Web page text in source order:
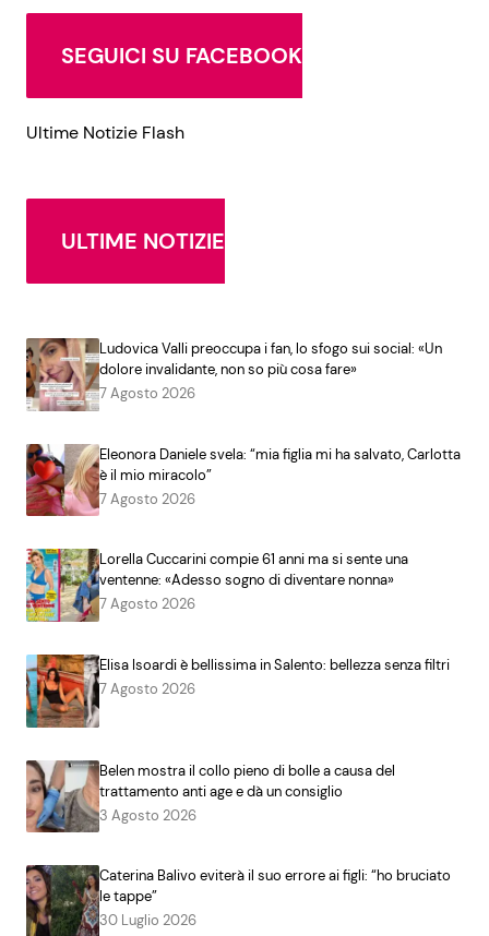
SEGUICI SU FACEBOOK
Ultime Notizie Flash
ULTIME NOTIZIE
Ludovica Valli preoccupa i fan, lo sfogo sui social: «Un
dolore invalidante, non so più cosa fare»
7 Agosto 2026
Eleonora Daniele svela: “mia figlia mi ha salvato, Carlotta
è il mio miracolo”
7 Agosto 2026
Lorella Cuccarini compie 61 anni ma si sente una
ventenne: «Adesso sogno di diventare nonna»
7 Agosto 2026
Elisa Isoardi è bellissima in Salento: bellezza senza filtri
7 Agosto 2026
Belen mostra il collo pieno di bolle a causa del
trattamento anti age e dà un consiglio
3 Agosto 2026
Caterina Balivo eviterà il suo errore ai figli: “ho bruciato
le tappe”
30 Luglio 2026